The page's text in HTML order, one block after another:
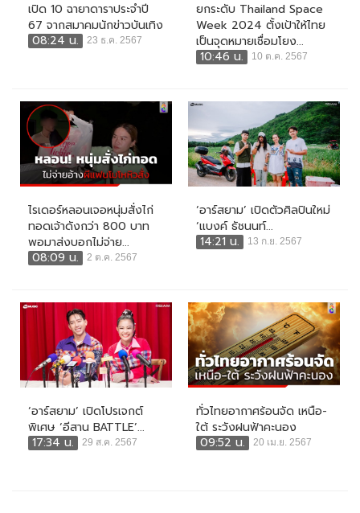
เปิด 10 ฉายาดาราประจำปี
67 จากสมาคมนักข่าวบันเทิง
08:24 น.
23 ธ.ค. 2567
ยกระดับ Thailand Space
Week 2024 ตั้งเป้าให้ไทย
เป็นจุดหมายเชื่อมโยง...
10:46 น.
10 ต.ค. 2567
ไรเดอร์หลอนเจอหนุ่มสั่งไก่
ทอดเจ้าดังกว่า 800 บาท
พอมาส่งบอกไม่จ่าย...
08:09 น.
2 ต.ค. 2567
‘อาร์สยาม’ เปิดตัวศิลปินใหม่
‘แบงค์ ธัชนนท์...
14:21 น.
13 ก.ย. 2567
‘อาร์สยาม’ เปิดโปรเจกต์
พิเศษ ‘อีสาน BATTLE’...
17:34 น.
29 ส.ค. 2567
ทั่วไทยอากาศร้อนจัด เหนือ-
ใต้ ระวังฝนฟ้าคะนอง
09:52 น.
20 เม.ย. 2567